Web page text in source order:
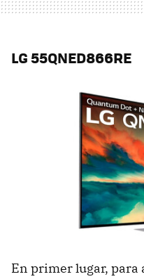
LG 55QNED866RE
En primer lugar, para